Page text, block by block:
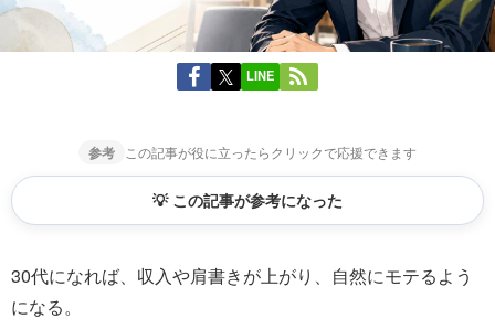
LINE
参考 この記事が役に立ったらクリックで応援できます
💡 この記事が参考になった
30代になれば、収入や肩書きが上がり、自然にモテるよう
になる。